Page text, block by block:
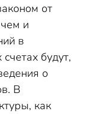
от
и
в
будут,
о
В
как